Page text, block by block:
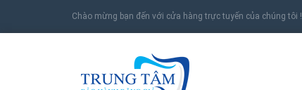
Chào mừng bạn đến với cửa hàng trực tuyến của chúng tôi !